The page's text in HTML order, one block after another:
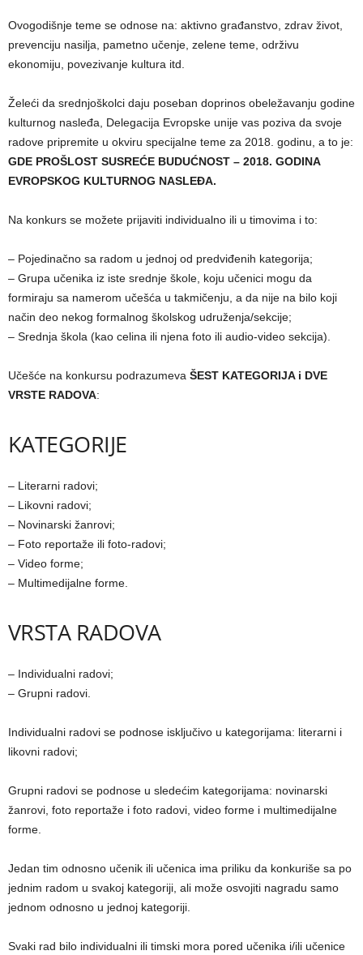
Ovogodišnje teme se odnose na: aktivno građanstvo, zdrav život,
prevenciju nasilja, pametno učenje, zelene teme, održivu
ekonomiju, povezivanje kultura itd.
Želeći da srednjoškolci daju poseban doprinos obeležavanju godine
kulturnog nasleđa, Delegacija Evropske unije vas poziva da svoje
radove pripremite u okviru specijalne teme za 2018. godinu, a to je:
GDE PROŠLOST SUSREĆE BUDUĆNOST – 2018. GODINA
EVROPSKOG KULTURNOG NASLEĐA.
Na konkurs se možete prijaviti individualno ili u timovima i to:
– Pojedinačno sa radom u jednoj od predviđenih kategorija;
– Grupa učenika iz iste srednje škole, koju učenici mogu da
formiraju sa namerom učešća u takmičenju, a da nije na bilo koji
način deo nekog formalnog školskog udruženja/sekcije;
– Srednja škola (kao celina ili njena foto ili audio-video sekcija).
Učešće na konkursu podrazumeva ŠEST KATEGORIJA i DVE
VRSTE RADOVA:
KATEGORIJE
– Literarni radovi;
– Likovni radovi;
– Novinarski žanrovi;
– Foto reportaže ili foto-radovi;
– Video forme;
– Multimedijalne forme.
VRSTA RADOVA
– Individualni radovi;
– Grupni radovi.
Individualni radovi se podnose isključivo u kategorijama: literarni i
likovni radovi;
Grupni radovi se podnose u sledećim kategorijama: novinarski
žanrovi, foto reportaže i foto radovi, video forme i multimedijalne
forme.
Jedan tim odnosno učenik ili učenica ima priliku da konkuriše sa po
jednim radom u svakoj kategoriji, ali može osvojiti nagradu samo
jednom odnosno u jednoj kategoriji.
Svaki rad bilo individualni ili timski mora pored učenika i/ili učenice